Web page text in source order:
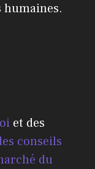
humaines.
et des
conseils
du